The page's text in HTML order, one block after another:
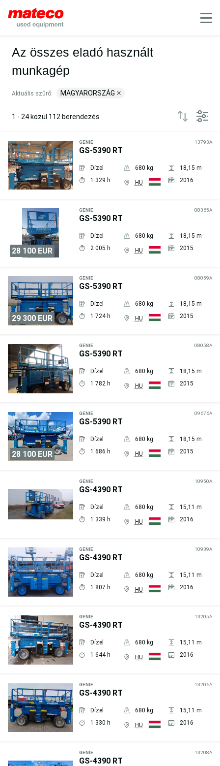
Az összes eladó használt
munkagép
Aktuális szűrő: MAGYARORSZÁG
1 - 24 közül 112 berendezés
GENIE
GS-5390 RT
13793A
Dízel 680 kg
18,15 m
1 329 h
HU 2016
28 100 EUR
GENIE
GS-5390 RT
08365A
Dízel 680 kg
18,15 m
2 005 h
HU 2015
29 300 EUR
GENIE
GS-5390 RT
08059A
Dízel 680 kg
18,15 m
1 724 h
HU 2015
GENIE
GS-5390 RT
08058A
Dízel 680 kg
18,15 m
1 782 h
HU 2015
28 100 EUR
GENIE
GS-5390 RT
09676A
Dízel 680 kg
18,15 m
1 686 h
HU 2015
GENIE
GS-4390 RT
10950A
Dízel 680 kg
15,11 m
1 339 h
HU 2016
GENIE
GS-4390 RT
10939A
Dízel 680 kg
15,11 m
1 807 h
HU 2016
GENIE
GS-4390 RT
13205A
Dízel 680 kg
15,11 m
1 644 h
HU 2016
GENIE
GS-4390 RT
13206A
Dízel 680 kg
15,11 m
1 330 h
HU 2016
GENIE
GS-4390 RT
13208A